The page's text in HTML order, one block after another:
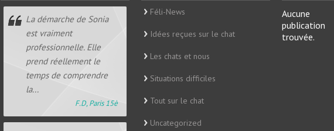
La démarche de Sonia
est vraiment
professionnelle. Elle
prend réellement le
temps de comprendre
la...
F.D, Paris 15è
Féli-News
Idées reçues sur le chat
Les chats et nous
Situations difficiles
Tout sur le chat
Uncategorized
Aucune
publication
trouvée.